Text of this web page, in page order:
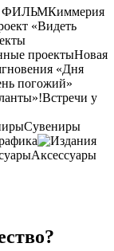
ФИЛЬМКиммерия
«Видеть
проектыНовая
«Дня
погожий»
Встречи у
Сувениры
Аксессуары